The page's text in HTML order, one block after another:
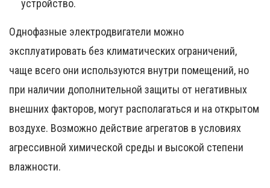
устройство.
Однофазные электродвигатели можно
эксплуатировать без климатических ограничений,
чаще всего они используются внутри помещений, но
при наличии дополнительной защиты от негативных
внешних факторов, могут располагаться и на открытом
воздухе. Возможно действие агрегатов в условиях
агрессивной химической среды и высокой степени
влажности.